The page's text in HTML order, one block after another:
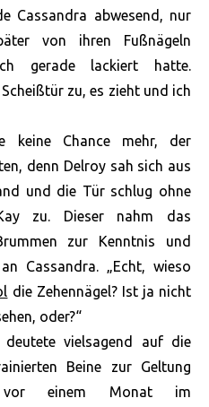
Cassandra abwesend, nur
von ihren Fußnägeln
gerade lackiert hatte.
zu, es zieht und ich
keine Chance mehr, der
denn Delroy sah sich aus
und die Tür schlug ohne
zu. Dieser nahm das
zur Kenntnis und
Cassandra. „Echt, wieso
die Zehennägel? Ist ja nicht
oder?“
deutete vielsagend auf die
Beine zur Geltung
einem Monat im